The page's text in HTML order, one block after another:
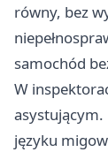
równy, bez
samochód
W
asystującym.
języku